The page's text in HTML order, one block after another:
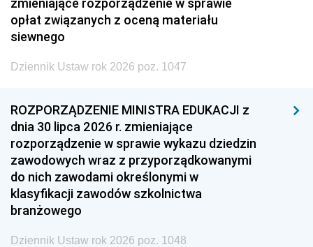
opłat związanych z oceną materiału
siewnego
Dziennik Ustaw rok 2026 poz. 1047
ROZPORZĄDZENIE MINISTRA EDUKACJI z
dnia 30 lipca 2026 r. zmieniające
rozporządzenie w sprawie wykazu dziedzin
zawodowych wraz z przyporządkowanymi
do nich zawodami określonymi w
klasyfikacji zawodów szkolnictwa
branżowego
Dziennik Ustaw rok 2026 poz. 1048